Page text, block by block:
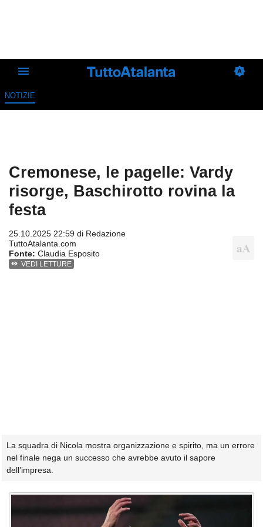
NOTIZIE
Cremonese, le pagelle: Vardy
risorge, Baschirotto rovina la
festa
25.10.2025 22:59 di Redazione
TuttoAtalanta.com
Fonte: Claudia Esposito
VEDI LETTURE
La squadra di Nicola mostra organizzazione e spirito, ma un errore
nel finale nega un successo che avrebbe avuto il sapore
dell’impresa.